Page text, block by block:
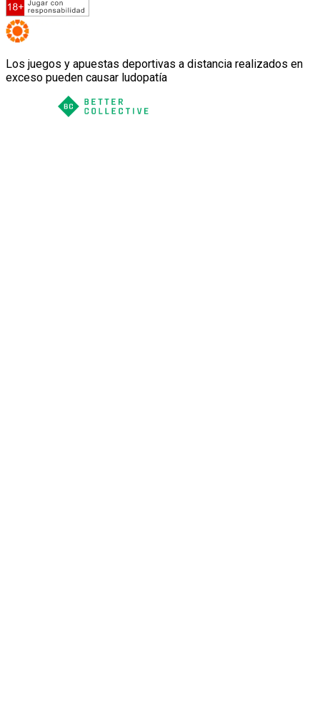
Los juegos y apuestas deportivas a distancia realizados en
exceso pueden causar ludopatía